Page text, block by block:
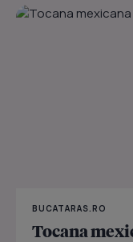
BUCATARAS.RO
Tocana